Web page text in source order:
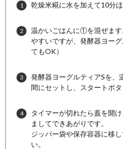
乾燥米糀に水を加えて10分ほ
温かいごはんに①を混ぜま
やすいですが、発酵器ヨー
てもOK）
発酵器ヨーグルティアSを、
間にセットし、スタートボ
タイマーが切れたら蓋を開
ましてできあがりです。
ジッパー袋や保存容器に移
い。